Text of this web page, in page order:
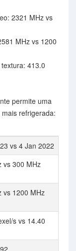
2321 MHz vs
MHz vs 1200
413.0
permite uma
refrigerada:
vs 4 Jan 2022
vs 300 MHz
vs 1200 MHz
s vs 14.40